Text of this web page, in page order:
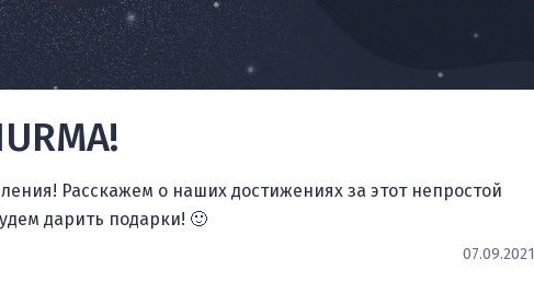
Расскажем о наших достижениях за этот непростой
дарить подарки! 🙂
07.09.2021